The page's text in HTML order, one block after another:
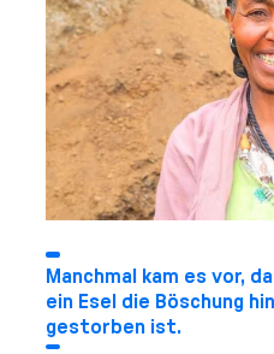
Manchmal kam es vor,
ein Esel die Böschung
gestorben ist.